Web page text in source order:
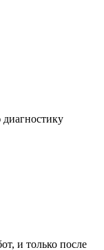
диагностику
и только после